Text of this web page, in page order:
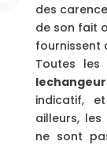
des
de son fait
fournissent
Toutes les
indicatif,
ailleurs,
ne sont